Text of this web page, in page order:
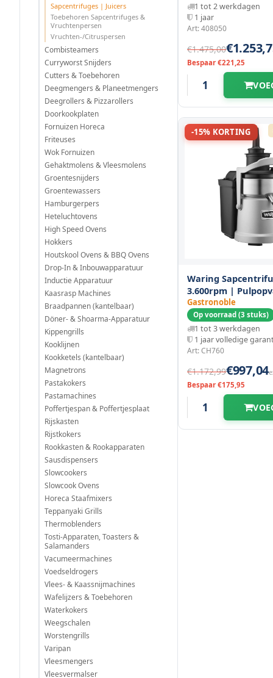
Sapcentrifuges | Juicers
Toebehoren Sapcentrifuges &
Vruchtenpersen
Vruchten-/Citruspersen
Combisteamers
Curryworst Snijders
Cutters & Toebehoren
Deegmengers & Planeetmengers
Deegrollers & Pizzarollers
Doorkookplaten
Fornuizen Horeca
Friteuses
Wok Fornuizen
Gehaktmolens & Vleesmolens
Groentesnijders
Groentewassers
Hamburgerpers
Heteluchtovens
High Speed Ovens
Hokkers
Houtskool Ovens & BBQ Ovens
Drop-In & Inbouwapparatuur
Inductie Apparatuur
Kaasrasp Machines
Braadpannen (kantelbaar)
Döner- & Shoarma-Apparatuur
Kippengrills
Kooklijnen
Kookketels (kantelbaar)
Magnetrons
Pastakokers
Pastamachines
Poffertjespan & Poffertjesplaat
Rijskasten
Rijstkokers
Rookkasten & Rookapparaten
Sausdispensers
Slowcookers
Slowcook Ovens
Horeca Staafmixers
Teppanyaki Grills
Thermoblenders
Tosti-Apparaten, Toasters &
Salamanders
Vacumeermachines
Voedseldrogers
Vlees- & Kaassnijmachines
Wafelijzers & Toebehoren
Waterkokers
Weegschalen
Worstengrills
Varipan
Vleesmengers
Vleesvermalser
1 tot 2 werkdagen
1 jaar
Art: 408050
€1.475,00
Bespaar €221,25
-15% KORTING
Waring
3.600rpm |
| 1kw (230v) |
273x457x622(h)mm
Gastronoble
Op voorraad (3 stuks)
1 tot 3 werkdagen
1 jaar volledige
Art: CH760
€1.172,99€997,04
Bespaar €175,95